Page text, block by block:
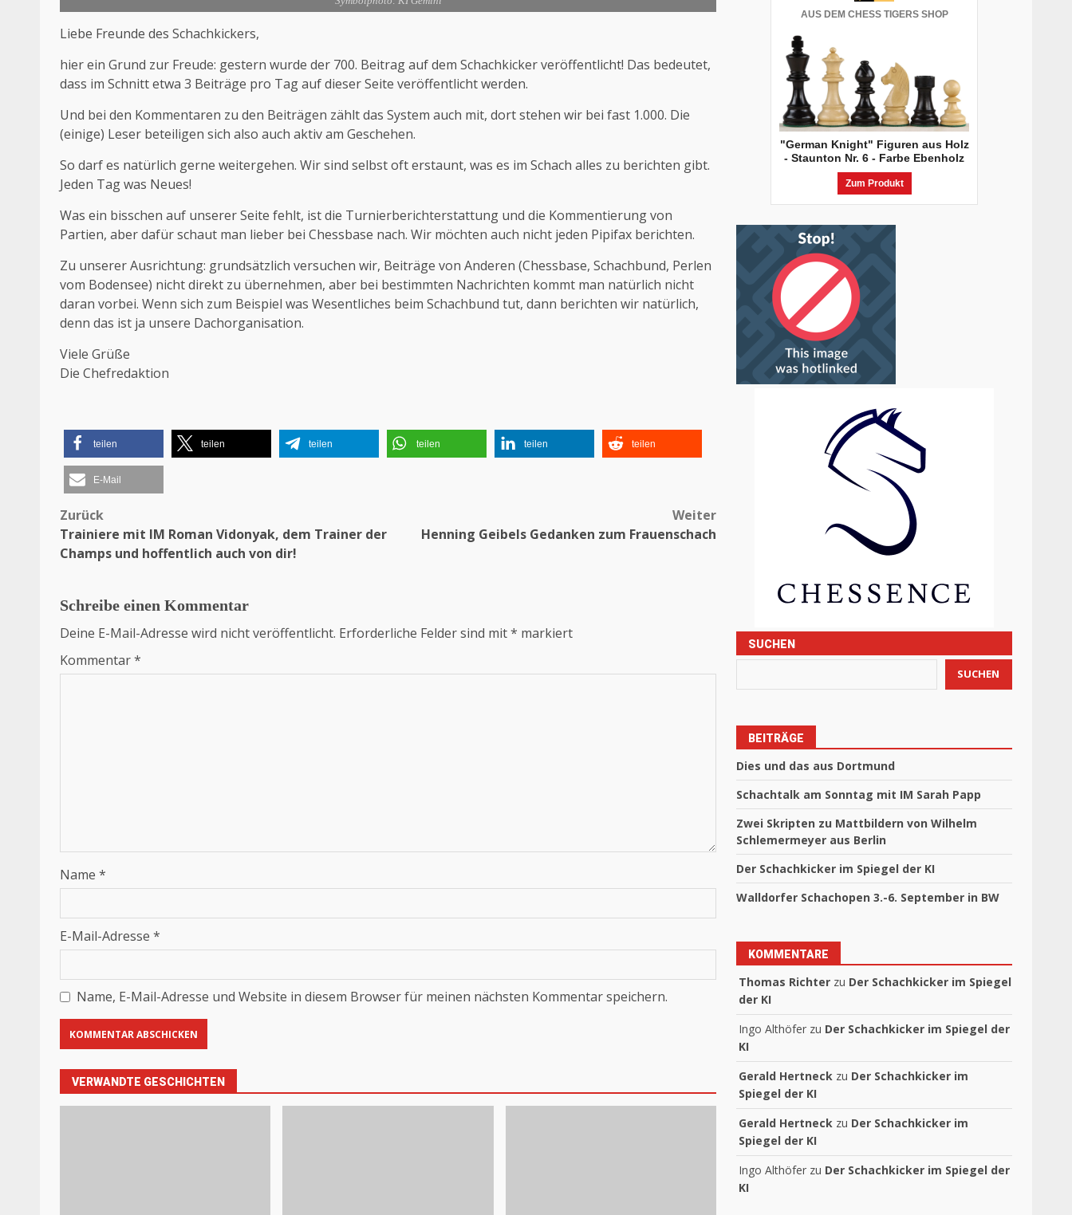
Liebe Freunde des Schachkickers,
hier ein Grund zur Freude: gestern wurde der 700. Beitrag auf dem Schachkicker veröffentlicht! Das bedeutet,
dass im Schnitt etwa 3 Beiträge pro Tag auf dieser Seite veröffentlicht werden.
Und bei den Kommentaren zu den Beiträgen zählt das System auch mit, dort stehen wir bei fast 1.000. Die
(einige) Leser beteiligen sich also auch aktiv am Geschehen.
So darf es natürlich gerne weitergehen. Wir sind selbst oft erstaunt, was es im Schach alles zu berichten gibt.
Jeden Tag was Neues!
Was ein bisschen auf unserer Seite fehlt, ist die Turnierberichterstattung und die Kommentierung von
Partien, aber dafür schaut man lieber bei Chessbase nach. Wir möchten auch nicht jeden Pipifax berichten.
Zu unserer Ausrichtung: grundsätzlich versuchen wir, Beiträge von Anderen (Chessbase, Schachbund, Perlen
vom Bodensee) nicht direkt zu übernehmen, aber bei bestimmten Nachrichten kommt man natürlich nicht
daran vorbei. Wenn sich zum Beispiel was Wesentliches beim Schachbund tut, dann berichten wir natürlich,
denn das ist ja unsere Dachorganisation.
Viele Grüße
Die Chefredaktion
teilen teilen teilen teilen teilen teilen
E-Mail
Beitragsnavigation
Zurück
Trainiere mit IM Roman Vidonyak, dem Trainer der
Champs und hoffentlich auch von dir!
Weiter
Henning Geibels Gedanken zum Frauenschach
Schreibe einen Kommentar
Deine E-Mail-Adresse wird nicht veröffentlicht. Erforderliche Felder sind mit* markiert
Kommentar*
Name *
E-Mail-Adresse *
Name, E-Mail-Adresse und Website in diesem Browser für meinen nächsten Kommentar speichern.
VERWANDTE GESCHICHTEN
AUS DEM CHESS TIGERS SHOP
"German Knight" Figuren aus Holz
- Staunton Nr. 6 - Farbe Ebenholz
Zum Produkt
SUCHEN
SUCHEN
BEITRÄGE
Dies und das aus Dortmund
Schachtalk am Sonntag mit IM Sarah Papp
Zwei Skripten zu Mattbildern von Wilhelm
Schlemermeyer aus Berlin
Der Schachkicker im Spiegel der KI
Walldorfer Schachopen 3.-6. September in BW
KOMMENTARE
Thomas Richter zu Der Schachkicker im Spiegel
der KI
Ingo Althöfer zu Der Schachkicker im Spiegel der
KI
Gerald Hertneck zu Der Schachkicker im
Spiegel der KI
Gerald Hertneck zu Der Schachkicker im
Spiegel der KI
Ingo Althöfer zu Der Schachkicker im Spiegel der
KI